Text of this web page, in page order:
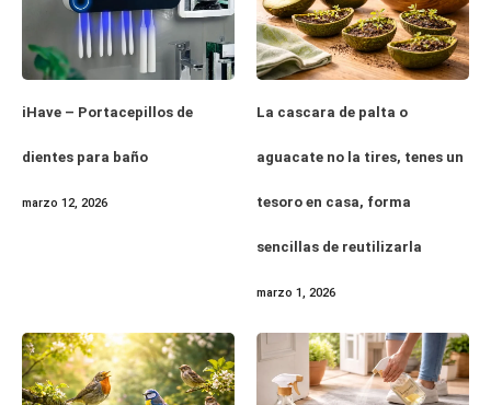
iHave – Portacepillos de
dientes para baño
marzo 12, 2026
La cascara de palta o
aguacate no la tires, tenes un
tesoro en casa, forma
sencillas de reutilizarla
marzo 1, 2026